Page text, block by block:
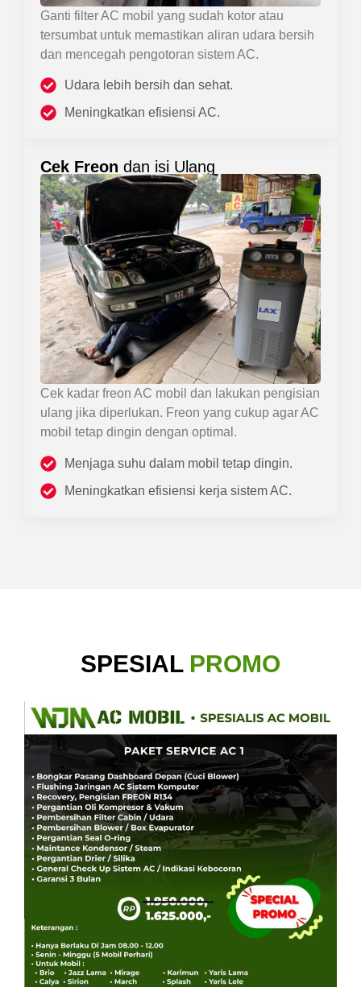
Ganti filter AC mobil yang sudah kotor atau
tersumbat untuk memastikan aliran udara bersih
dan mencegah pengotoran sistem AC.
Udara lebih bersih dan sehat.
Meningkatkan efisiensi AC.
Cek Freon dan isi Ulang
Cek kadar freon AC mobil dan lakukan pengisian
ulang jika diperlukan. Freon yang cukup agar AC
mobil tetap dingin dengan optimal.
Menjaga suhu dalam mobil tetap dingin.
Meningkatkan efisiensi kerja sistem AC.
SPESIAL PROMO